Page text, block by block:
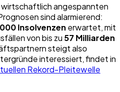
angespannten
sind alarmierend:
Insolvenzen erwartet, mit
von bis zu 57 Milliarden
steigt also
interessiert, findet in
Rekord-Pleitewelle